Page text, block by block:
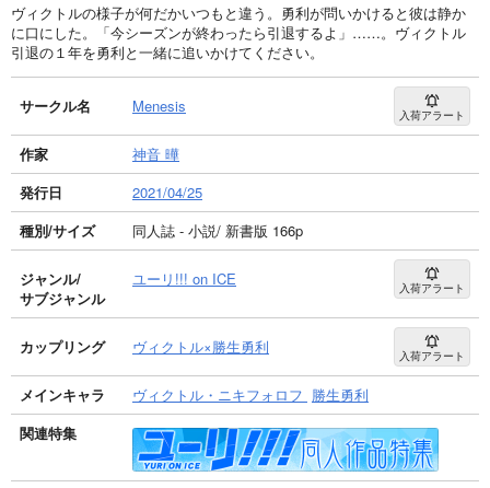
ヴィクトルの様子が何だかいつもと違う。勇利が問いかけると彼は静か
に口にした。「今シーズンが終わったら引退するよ」……。ヴィクトル
引退の１年を勇利と一緒に追いかけてください。
サークル名 Menesis 入荷アラート
作家
神音 曄
発行日
2021/04/25
種別/サイズ
同人誌 - 小説/ 新書版 166p
ジャンル/
サブジャンル
ユーリ!!! on ICE 入荷アラート
カップリング ヴィクトル×勝生勇利 入荷アラート
メインキャラ ヴィクトル・ニキフォロフ 勝生勇利
関連特集